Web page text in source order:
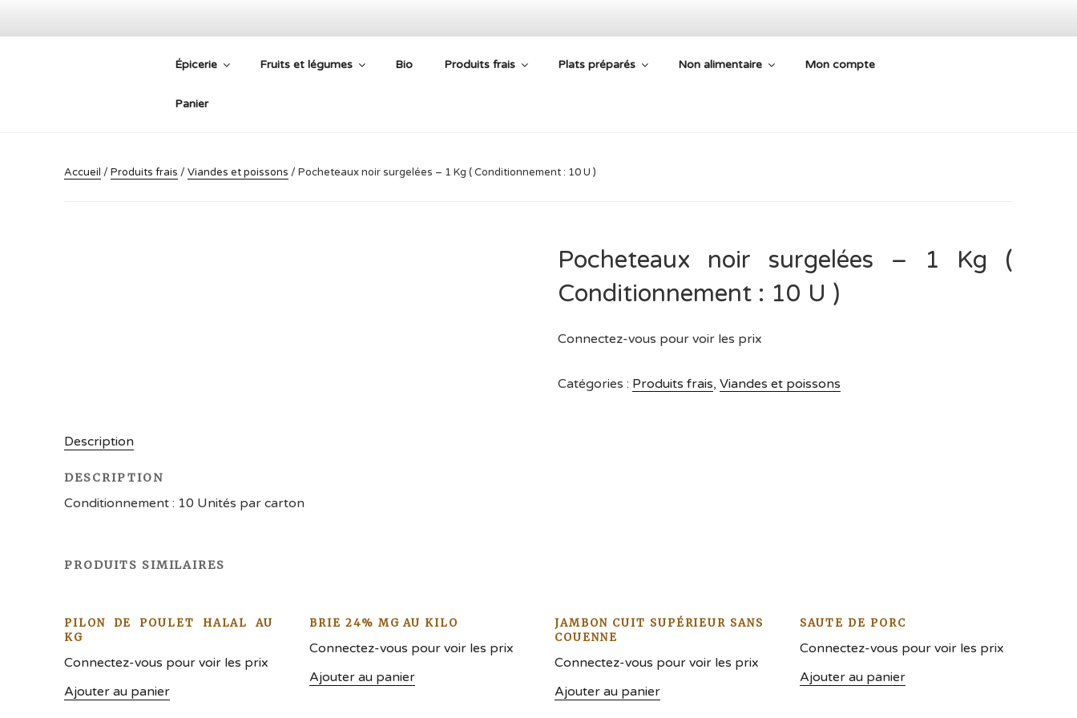
PLATEFORME AIDE ALIMENTAIRE ARIÈGE
Épicerie Fruits et légumes Bio Produits frais Plats préparés Non alimentaire Mon compte
Panier
Accueil / Produits frais / Viandes et poissons / Pocheteaux noir surgelées – 1 Kg ( Conditionnement : 10 U )
Pocheteaux noir surgelées – 1 Kg (
Conditionnement : 10 U )
Connectez-vous pour voir les prix
Catégories : Produits frais, Viandes et poissons
Description
DESCRIPTION
Conditionnement : 10 Unités par carton
PRODUITS SIMILAIRES
PILON DE POULET HALAL AU
KG
Connectez-vous pour voir les prix
Ajouter au panier
BRIE 24% MG AU KILO
Connectez-vous pour voir les prix
Ajouter au panier
JAMBON CUIT SUPÉRIEUR SANS
COUENNE
Connectez-vous pour voir les prix
Ajouter au panier
SAUTE DE PORC
Connectez-vous pour voir les prix
Ajouter au panier